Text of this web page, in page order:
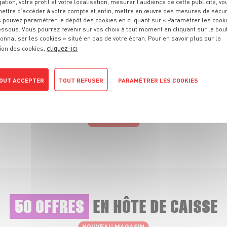
carrière et venez prendre part vous aussi à la team : J'peux
nous engageons à traiter toutes les candidatures sans prise
50 OFFRES EN HÔTE DE CAISSE
d’accéder à votre compte et enfin, mettre en œuvre des mesures de
pouvez paramétrer le dépôt des cookies en cliquant sur « Paramétrer les
Vous pourrez revenir sur vos choix à tout moment en cliquant sur le
les cookies » situé en bas de votre écran. Pour en savoir plus sur la
des cookies, cliquez-ici
ACCEPTER TOUT REFUSER PARAMÉTRER LES COOKIES